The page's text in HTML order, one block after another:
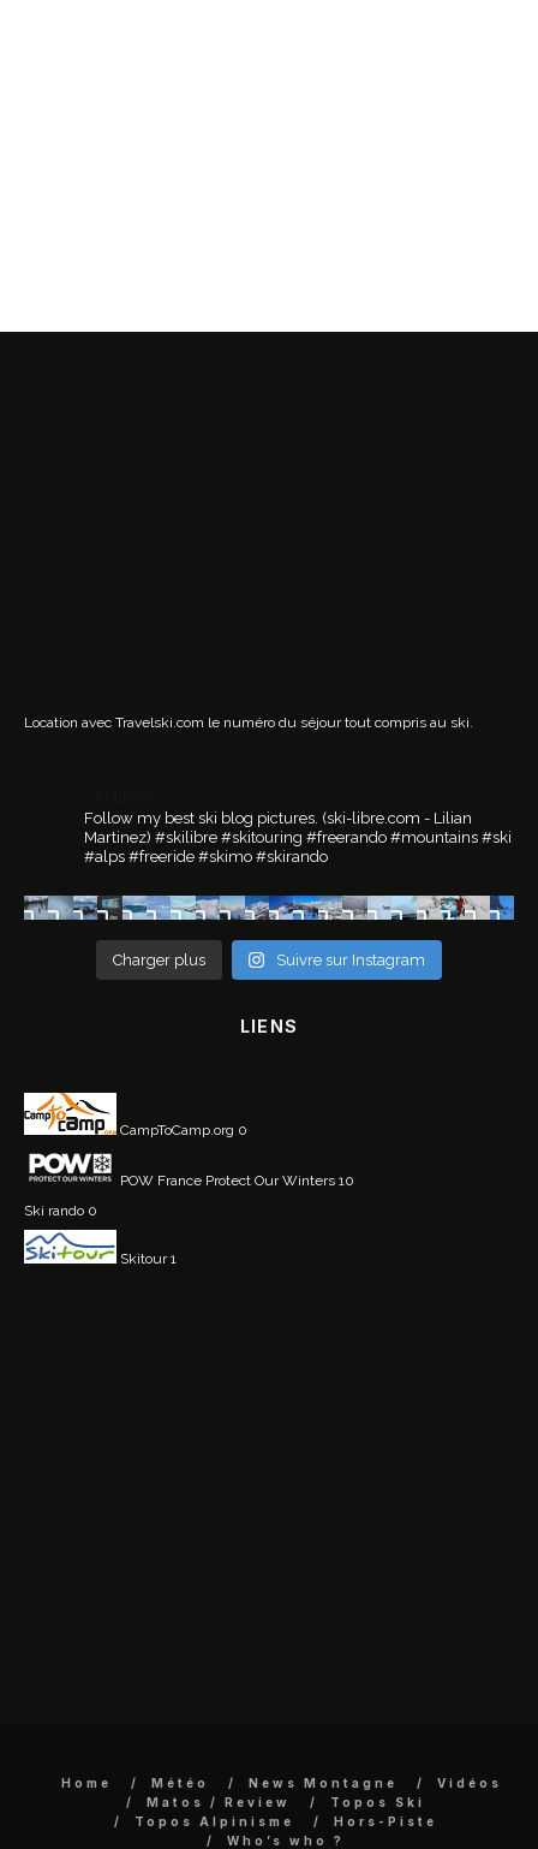
Location avec Travelski.com le numéro du séjour tout compris au ski.
Follow my best ski blog pictures. (ski-libre.com - Lilian
Martinez) #skilibre #skitouring #freerando #mountains #ski
#alps #freeride #skimo #skirando
Charger plus Suivre sur Instagram
LIENS
CampToCamp.org 0
POW France Protect Our Winters 10
Ski rando 0
Skitour1
Home Météo News Montagne
Vidéos
Matos / Review
Topos Ski
Topos Alpinisme
Hors-Piste
Who’s who ?